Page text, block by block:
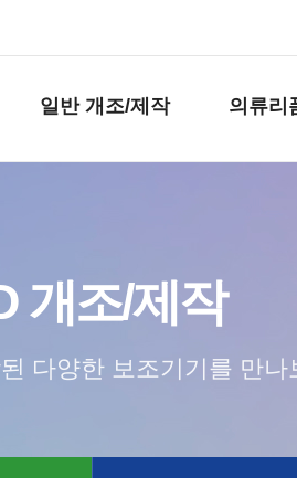
일반 개조/제작 의류리
개조/제작
다양한 보조기기를 만나